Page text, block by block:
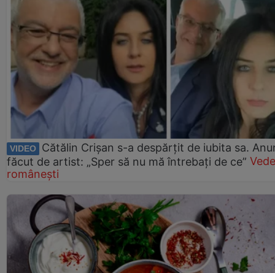
VIDEO
Cătălin Crișan s-a despărțit de iubita sa.
făcut de artist: „Sper să nu mă întrebați de ce”
românești